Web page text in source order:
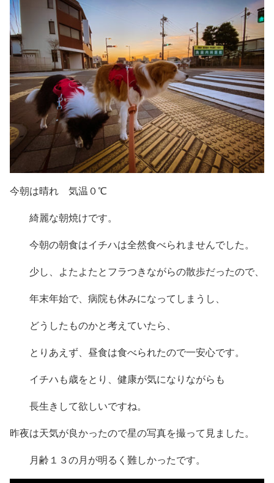
今朝は晴れ 気温０℃
綺麗な朝焼けです。
今朝の朝食はイチハは全然食べられませんでした。
少し、よたよたとフラつきながらの散歩だったので、
年末年始で、病院も休みになってしまうし、
どうしたものかと考えていたら、
とりあえず、昼食は食べられたので一安心です。
イチハも歳をとり、健康が気になりながらも
長生きして欲しいですね。
昨夜は天気が良かったので星の写真を撮って見ました。
月齢１３の月が明るく難しかったです。